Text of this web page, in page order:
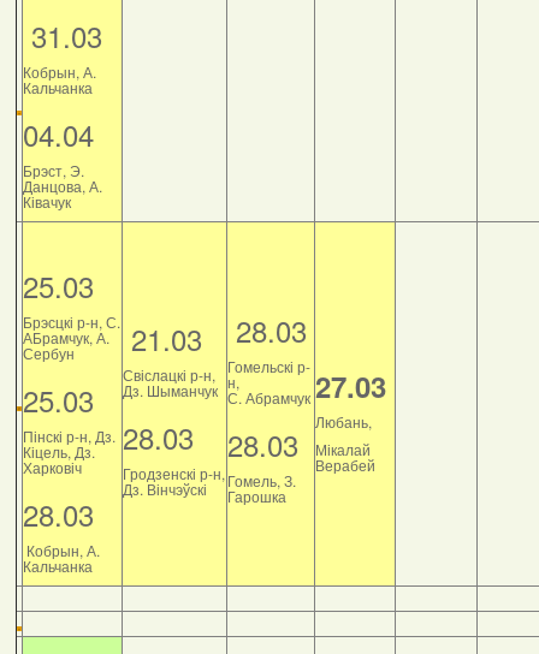
31.03
Кобрын, А.
Кальчанка
04.04
Брэст, Э.
Данцова, А.
Ківачук
25.03
Брэсцкі р-н, С.
АБрамчук, А.
Сербун
25.03
Пінскі р-н, Дз.
Кіцель, Дз.
Харковіч
28.03
Кобрын, А.
Кальчанка
21.03
Свіслацкі р-н,
Дз. Шыманчук
28.03
Гродзенскі р-н,
Дз. Вінчэўскі
28.03
Гомельскі р-
н,
С. Абрамчук
28.03
Гомель, З.
Гарошка
27.03
Любань,
Мікалай
Верабей